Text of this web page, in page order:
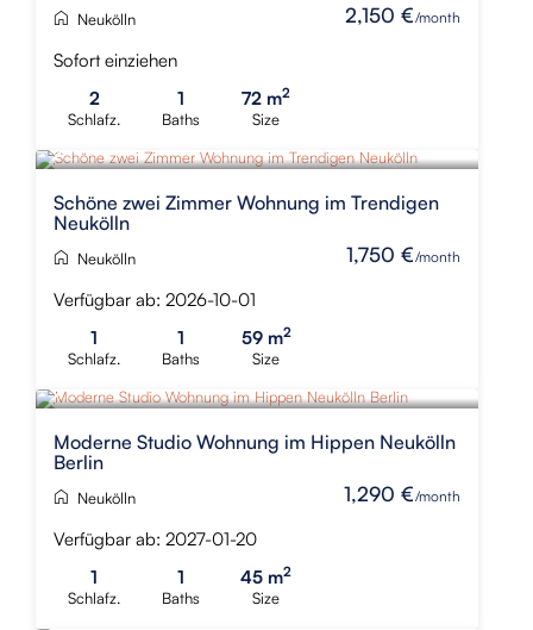
2,150 €/month
Neukölln
Sofort einziehen
2
Schlafz.
1
Baths
72 m2
Size
1,750 €/month
Schöne zwei Zimmer Wohnung im Trendigen
Neukölln
Neukölln
Verfügbar ab: 2026-10-01
1
Schlafz.
1
Baths
59 m2
Size
1,290 €/month
Moderne Studio Wohnung im Hippen Neukölln
Berlin
Neukölln
Verfügbar ab: 2027-01-20
1
Schlafz.
1
Baths
45 m2
Size